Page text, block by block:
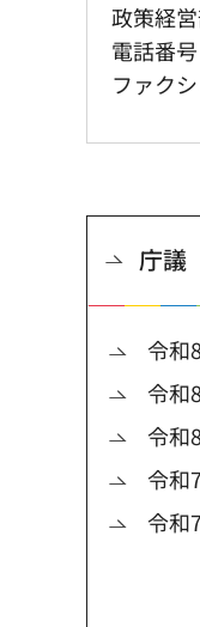
政策経
電話番
ファク
庁議
令和
令和
令和
令和
令和